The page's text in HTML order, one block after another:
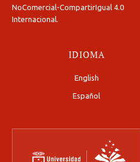
NoComercial-CompartirIgual 4.0
Internacional
IDIOMA
English
Español